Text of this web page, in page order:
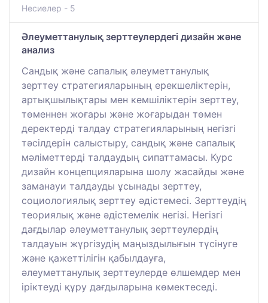
Несиелер - 5
Әлеуметтанулық зерттеулердегі дизайн және
анализ
Сандық және сапалық әлеуметтанулық
зерттеу стратегияларының ерекшеліктерін,
артықшылықтары мен кемшіліктерін зерттеу,
төменнен жоғары және жоғарыдан төмен
деректерді талдау стратегияларының негізгі
тәсілдерін салыстыру, сандық және сапалық
мәліметтерді талдаудың сипаттамасы. Курс
дизайн концепцияларына шолу жасайды және
заманауи талдауды ұсынады зерттеу,
социологиялық зерттеу әдістемесі. Зерттеудің
теориялық және әдістемелік негізі. Негізгі
дағдылар әлеуметтанулық зерттеулердің
талдауын жүргізудің маңыздылығын түсінуге
және қажеттілігін қабылдауға,
әлеуметтанулық зерттеулерде өлшемдер мен
іріктеуді құру дағдыларына көмектеседі.